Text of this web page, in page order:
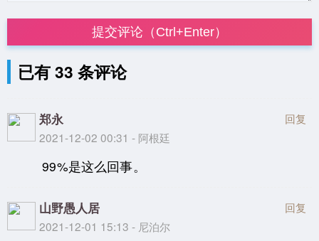
提交评论（Ctrl+Enter）
已有 33 条评论
郑永
2021-12-02 00:31 - 阿根廷
回复
99%是这么回事。
山野愚人居
2021-12-01 15:13 - 尼泊尔
回复